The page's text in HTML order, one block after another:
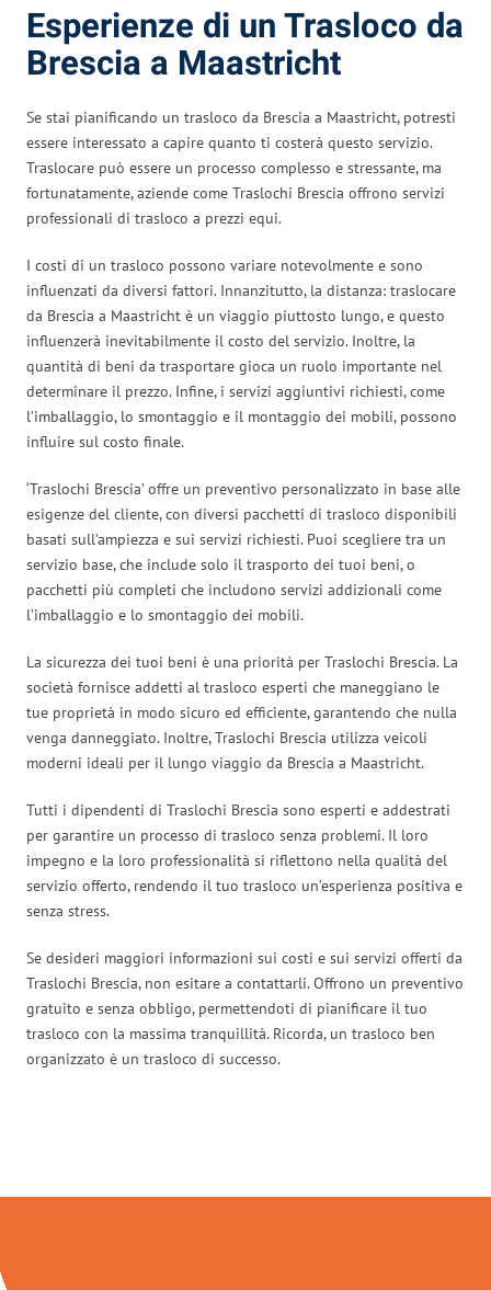
Esperienze di un Trasloco da
Brescia a Maastricht
Se stai pianificando un trasloco da Brescia a Maastricht, potresti
essere interessato a capire quanto ti costerà questo servizio.
Traslocare può essere un processo complesso e stressante, ma
fortunatamente, aziende come Traslochi Brescia offrono servizi
professionali di trasloco a prezzi equi.
I costi di un trasloco possono variare notevolmente e sono
influenzati da diversi fattori. Innanzitutto, la distanza: traslocare
da Brescia a Maastricht è un viaggio piuttosto lungo, e questo
influenzerà inevitabilmente il costo del servizio. Inoltre, la
quantità di beni da trasportare gioca un ruolo importante nel
determinare il prezzo. Infine, i servizi aggiuntivi richiesti, come
l’imballaggio, lo smontaggio e il montaggio dei mobili, possono
influire sul costo finale.
‘Traslochi Brescia’ offre un preventivo personalizzato in base alle
esigenze del cliente, con diversi pacchetti di trasloco disponibili
basati sull’ampiezza e sui servizi richiesti. Puoi scegliere tra un
servizio base, che include solo il trasporto dei tuoi beni, o
pacchetti più completi che includono servizi addizionali come
l’imballaggio e lo smontaggio dei mobili.
La sicurezza dei tuoi beni è una priorità per Traslochi Brescia. La
società fornisce addetti al trasloco esperti che maneggiano le
tue proprietà in modo sicuro ed efficiente, garantendo che nulla
venga danneggiato. Inoltre, Traslochi Brescia utilizza veicoli
moderni ideali per il lungo viaggio da Brescia a Maastricht.
Tutti i dipendenti di Traslochi Brescia sono esperti e addestrati
per garantire un processo di trasloco senza problemi. Il loro
impegno e la loro professionalità si riflettono nella qualità del
servizio offerto, rendendo il tuo trasloco un’esperienza positiva e
senza stress.
Se desideri maggiori informazioni sui costi e sui servizi offerti da
Traslochi Brescia, non esitare a contattarli. Offrono un preventivo
gratuito e senza obbligo, permettendoti di pianificare il tuo
trasloco con la massima tranquillità. Ricorda, un trasloco ben
organizzato è un trasloco di successo.